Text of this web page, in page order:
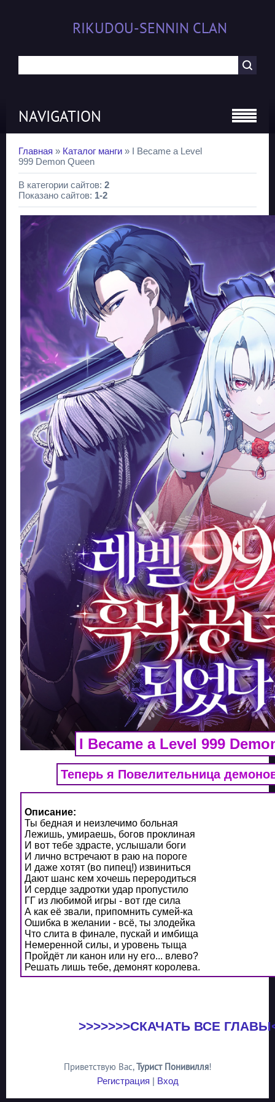
RIKUDOU-SENNIN CLAN
NAVIGATION
Главная » Каталог манги » I Became a Level
999 Demon Queen
В категории сайтов: 2
Показано сайтов: 1-2
I Became a Level 999
Теперь я Повелительница
Описание:
Ты бедная и неизлечимо больная
Лежишь, умираешь, богов проклиная
И вот тебе здрасте, услышали боги
И лично встречают в раю на пороге
И даже хотят (во пипец!) извиниться
Дают шанс кем хочешь переродиться
И сердце задротки удар пропустило
ГГ из любимой игры - вот где сила
А как её звали, припомнить сумей-ка
Ошибка в желании - всё, ты злодейка
Что слита в финале, пускай и имбища
Немеренной силы, и уровень тыща
Пройдёт ли канон или ну его... влево?
Решать лишь тебе, демонят королева.
>>>>>>>СКАЧАТЬ ВСЕ
Приветствую Вас,Турист Понивилля!
Регистрация | Вход